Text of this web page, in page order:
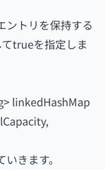
ントリを保持する
trueを指定しま
linkedHashMap
きます。